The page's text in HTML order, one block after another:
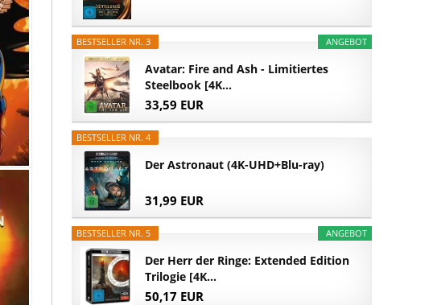
ANGEBOT
BESTSELLER NR. 3
Avatar: Fire and Ash - Limitiertes
Steelbook [4K...
33,59 EUR
BESTSELLER NR. 4
Der Astronaut (4K-UHD+Blu-ray)
31,99 EUR
ANGEBOT
BESTSELLER NR. 5
Der Herr der Ringe: Extended Edition
Trilogie [4K...
50,17 EUR